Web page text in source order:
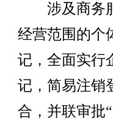
涉及商务服
经营范围的个
记，全面实行
记，简易注销
合，并联审批